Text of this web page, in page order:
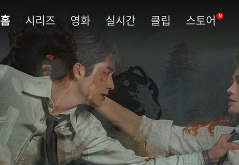
홈 시리즈 영화 실시간 클립 스토어 N